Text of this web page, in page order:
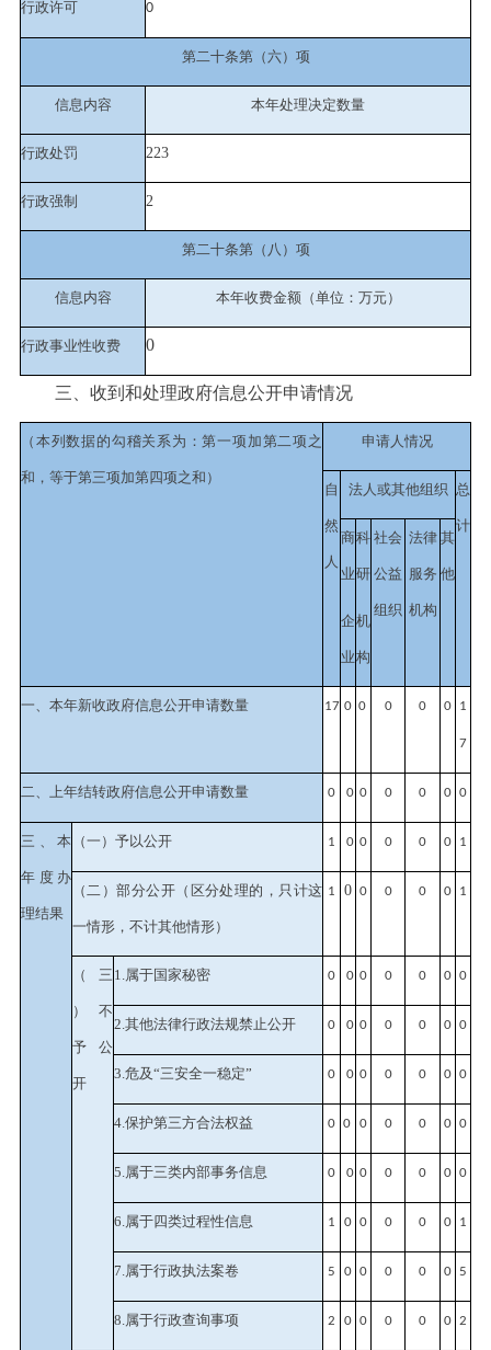
行政许可 0
第二十条第（六）项
信息内容 本年处理决定数量
行政处罚 223
行政强制 2
第二十条第（八）项
信息内容 本年收费金额（单位：万元）
行政事业性收费 0
三、收到和处理政府信息公开申请情况
（本列数据的勾稽关系为：第一项加第二项之
和，等于第三项加第四项之和）
申请人情况
自
然
人
法人或其他组织 总
计
商
业
企
业
科
研
机
构
社会
公益
组织
法律
服务
机构
其
他
一、本年新收政府信息公开申请数量 17 0 0 0 0 0 1
7
二、上年结转政府信息公开申请数量 0 0 0 0 0 0 0
三、本
年度办
理结果
（一）予以公开 1 0 0 0 0 0 1
（二）部分公开 （区分处理的，只计这
一情形，不计其他情形）
1 0 0 0 0 0 1
（三
）不
予公
开
1.属于国家秘密 0 0 0 0 0 0 0
2.其他法律行政法规禁止公开 0 0 0 0 0 0 0
3.危及“三安全一稳定” 0 0 0 0 0 0 0
4.保护第三方合法权益 0 0 0 0 0 0 0
5.属于三类内部事务信息 0 0 0 0 0 0 0
6.属于四类过程性信息 1 0 0 0 0 0 1
7.属于行政执法案卷 5 0 0 0 0 0 5
8.属于行政查询事项 2 0 0 0 0 0 2